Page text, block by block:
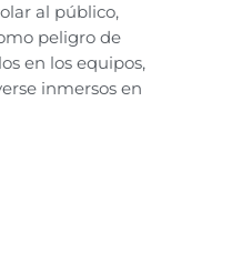
al público,
peligro de
en los equipos,
inmersos en